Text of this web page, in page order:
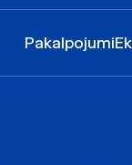
Pakalpojumi